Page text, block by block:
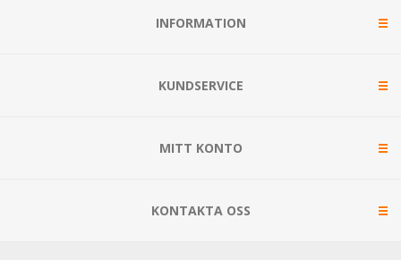
INFORMATION
KUNDSERVICE
MITT KONTO
KONTAKTA OSS